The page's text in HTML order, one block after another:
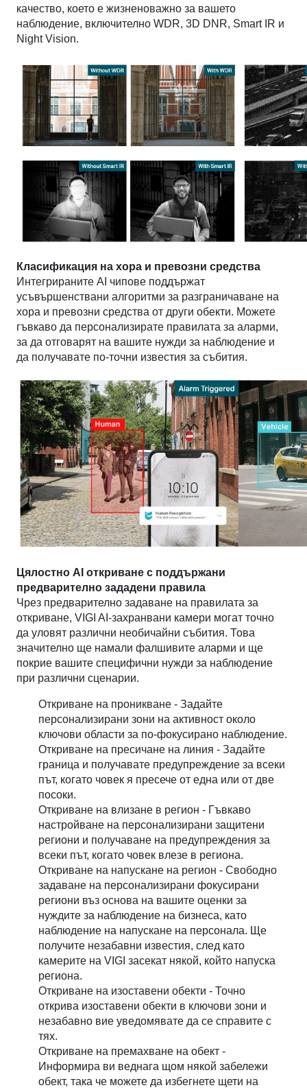
качество, което е жизненоважно за вашето
наблюдение, включително WDR, 3D DNR, Smart IR и
Night Vision.
Класификация на хора и превозни средства
Интегрираните AI чипове поддържат
усъвършенствани алгоритми за разграничаване на
хора и превозни средства от други обекти. Можете
гъвкаво да персонализирате правилата за аларми,
за да отговарят на вашите нужди за наблюдение и
да получавате по-точни известия за събития.
Цялостно AI откриване с поддържани
предварително зададени правила
Чрез предварително задаване на правилата за
откриване, VIGI AI-захранвани камери могат точно
да уловят различни необичайни събития. Това
значително ще намали фалшивите аларми и ще
покрие вашите специфични нужди за наблюдение
при различни сценарии.
Откриване на проникване - Задайте
персонализирани зони на активност около
ключови области за по-фокусирано наблюдение.
Откриване на пресичане на линия - Задайте
граница и получавате предупреждение за всеки
път, когато човек я пресече от една или от две
посоки.
Откриване на влизане в регион - Гъвкаво
настройване на персонализирани защитени
региони и получаване на предупреждения за
всеки път, когато човек влезе в региона.
Откриване на напускане на регион - Свободно
задаване на персонализирани фокусирани
региони въз основа на вашите оценки за
нуждите за наблюдение на бизнеса, като
наблюдение на напускане на персонала. Ще
получите незабавни известия, след като
камерите на VIGI засекат някой, който напуска
региона.
Откриване на изоставени обекти - Точно
открива изоставени обекти в ключови зони и
незабавно вие уведомявате да се справите с
тях.
Откриване на премахване на обект -
Информира ви веднага щом някой забележи
обект, така че можете да избегнете щети на